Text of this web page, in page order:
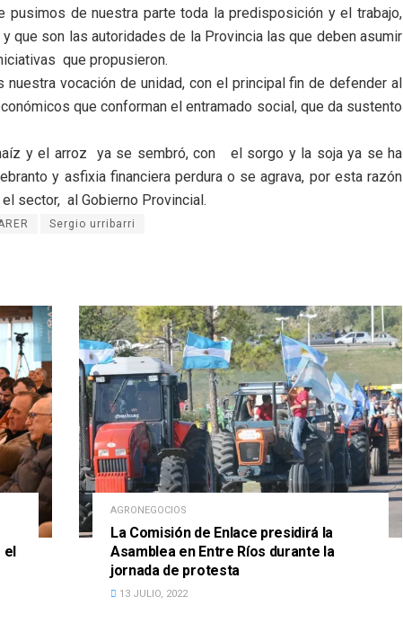
pusimos de nuestra parte toda la predisposición y el trabajo,
que son las autoridades de la Provincia las que deben asumir
que propusieron.
vocación de unidad, con el principal fin de defender al
que conforman el entramado social, que da sustento
y el arroz ya se sembró, con el sorgo y la soja ya se ha
y asfixia financiera perdura o se agrava, por esta razón
sector, al Gobierno Provincial.
Sergio urribarri
el
AGRONEGOCIOS
La Comisión de Enlace presidirá la
Asamblea en Entre Ríos durante la
jornada de protesta
13 JULIO, 2022